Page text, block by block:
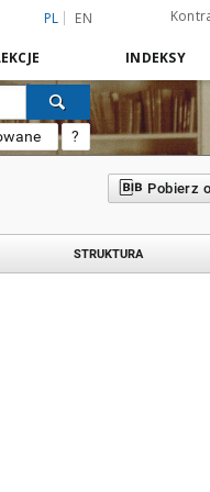
PL EN
INDEKSY
?
Pobierz
STRUKTURA